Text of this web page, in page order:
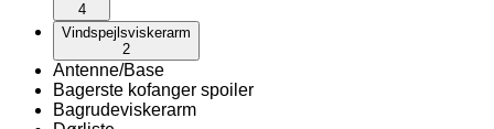
4
Vindspejlsviskerarm
2
Antenne/Base
Bagerste kofanger spoiler
Bagrudeviskerarm